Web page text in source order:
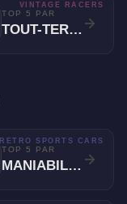
TOP 5 PAR
TOUT-TERRAIN
VINTAGE RACERS
TOP 5 PAR
MANIABILITÉ
RETRO SPORTS CARS